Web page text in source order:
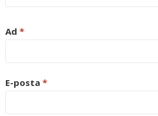
Ad *
E-posta *